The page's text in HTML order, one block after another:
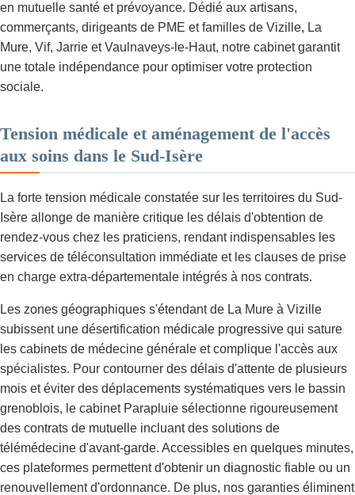
en mutuelle santé et prévoyance. Dédié aux artisans,
commerçants, dirigeants de PME et familles de Vizille, La
Mure, Vif, Jarrie et Vaulnaveys-le-Haut, notre cabinet garantit
une totale indépendance pour optimiser votre protection
sociale.
Tension médicale et aménagement de l'accès
aux soins dans le Sud-Isère
La forte tension médicale constatée sur les territoires du Sud-
Isère allonge de manière critique les délais d'obtention de
rendez-vous chez les praticiens, rendant indispensables les
services de téléconsultation immédiate et les clauses de prise
en charge extra-départementale intégrés à nos contrats.
Les zones géographiques s'étendant de La Mure à Vizille
subissent une désertification médicale progressive qui sature
les cabinets de médecine générale et complique l'accès aux
spécialistes. Pour contourner des délais d'attente de plusieurs
mois et éviter des déplacements systématiques vers le bassin
grenoblois, le cabinet Parapluie sélectionne rigoureusement
des contrats de mutuelle incluant des solutions de
télémédecine d'avant-garde. Accessibles en quelques minutes,
ces plateformes permettent d'obtenir un diagnostic fiable ou un
renouvellement d'ordonnance. De plus, nos garanties éliminent